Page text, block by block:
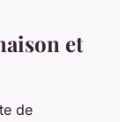
et
de